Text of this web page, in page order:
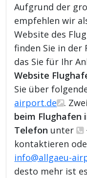
Aufgrund der
empfehlen wir
Website des
finden Sie in der
das Sie für Ihr
Website
Sie über
airport.de
.
beim Flughafen
Telefon unter
kontaktieren
info@allgaeu-
desto mehr ist